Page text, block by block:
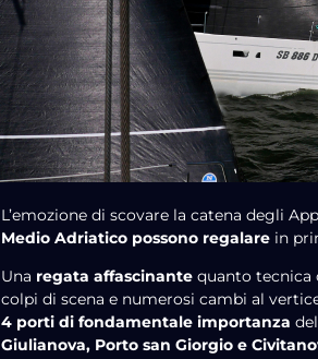
L’emozione di scovare la catena degli
Medio Adriatico possono regalare in
Una regata affascinante quanto tecnica
colpi di scena e numerosi cambi al
4 porti di fondamentale importanza
Giulianova, Porto san Giorgio e